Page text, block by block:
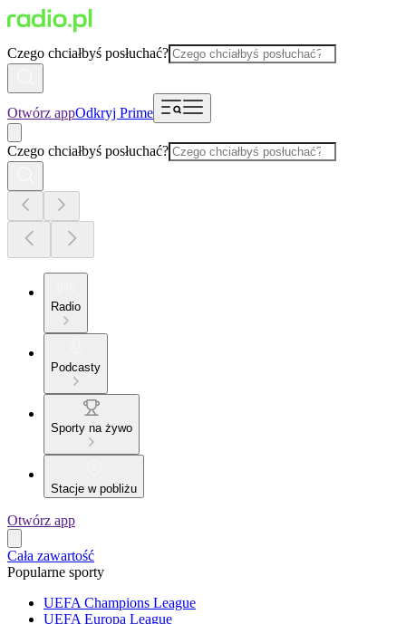
Czego chciałbyś posłuchać?
Otwórz appOdkryj Prime
Czego chciałbyś posłuchać?
Radio
Podcasty
Sporty na żywo
Stacje w pobliżu
Otwórz app
Cała zawartość
Popularne sporty
UEFA Champions League
UEFA Europa League